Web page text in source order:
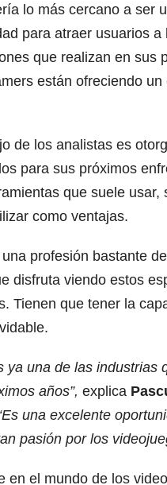
lo más cercano a ser
para atraer usuarios
que realizan en sus
están ofreciendo
de los analistas es
para sus próximos
que suele
como ventajas.
profesión bastante
disfruta viendo estos
Tienen que tener la
ya una de las industrias
años”, explica
una excelente
pasión por los
en el mundo de los